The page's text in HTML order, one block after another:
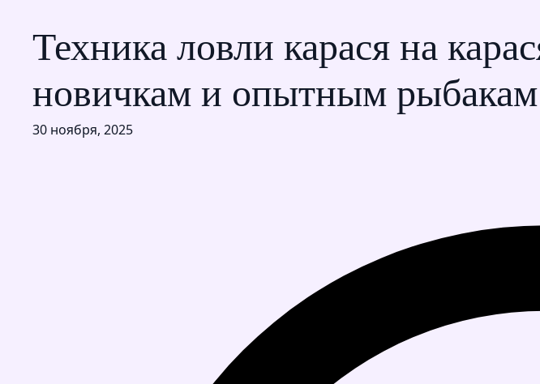
Техника ловли карася на
новичкам и опытным рыбакам
30 ноября, 2025